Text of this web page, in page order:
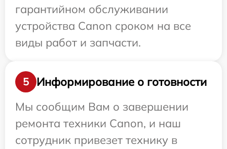
гарантийном обслуживании
устройства Canon сроком на все
виды работ и запчасти.
5
Информирование о готовности
Мы сообщим Вам о завершении
ремонта техники Canon, и наш
сотрудник привезет технику в